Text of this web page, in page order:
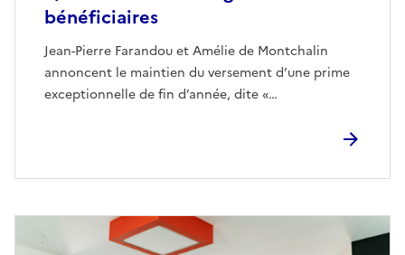
bénéficiaires
Jean-Pierre Farandou et Amélie de Montchalin
annoncent le maintien du versement d’une prime
exceptionnelle de fin d’année, dite «…